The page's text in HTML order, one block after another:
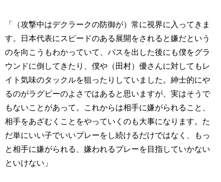
「（攻撃中はデクラークの防御が）常に視界に入ってきま
す。日本代表にスピードのある展開をされると嫌だという
のを向こうもわかっていて、パスを出した後にも僕をグラ
ウンドに倒してきたり、僕や（田村）優さんに対してもレ
イト気味のタックルを狙ったりしていました。紳士的にや
るのがラグビーのよさではあると思いますが、実はそうで
もないことがあって。これからは相手に嫌がられること、
相手をあざむくことをやっていくのも大事になります。た
だ単にいい子でいいプレーをし続けるだけではなく、もっ
と相手に嫌がられる、嫌われるプレーを目指していかない
といけない」